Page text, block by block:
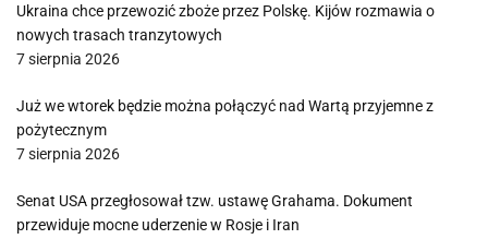
Ukraina chce przewozić zboże przez Polskę. Kijów rozmawia o
nowych trasach tranzytowych
7 sierpnia 2026
Już we wtorek będzie można połączyć nad Wartą przyjemne z
pożytecznym
7 sierpnia 2026
Senat USA przegłosował tzw. ustawę Grahama. Dokument
przewiduje mocne uderzenie w Rosje i Iran